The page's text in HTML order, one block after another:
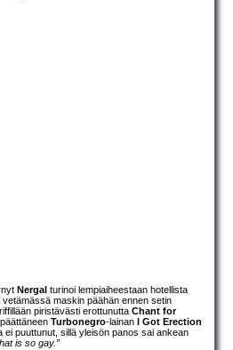
Nergal turinoi lempiaiheestaan hotellista
maskin päähän ennen setin
piristävästi erottunutta Chant for
Turbonegro-lainan
I Got Erection
puuttunut, sillä yleisön panos sai ankean
is so gay.”